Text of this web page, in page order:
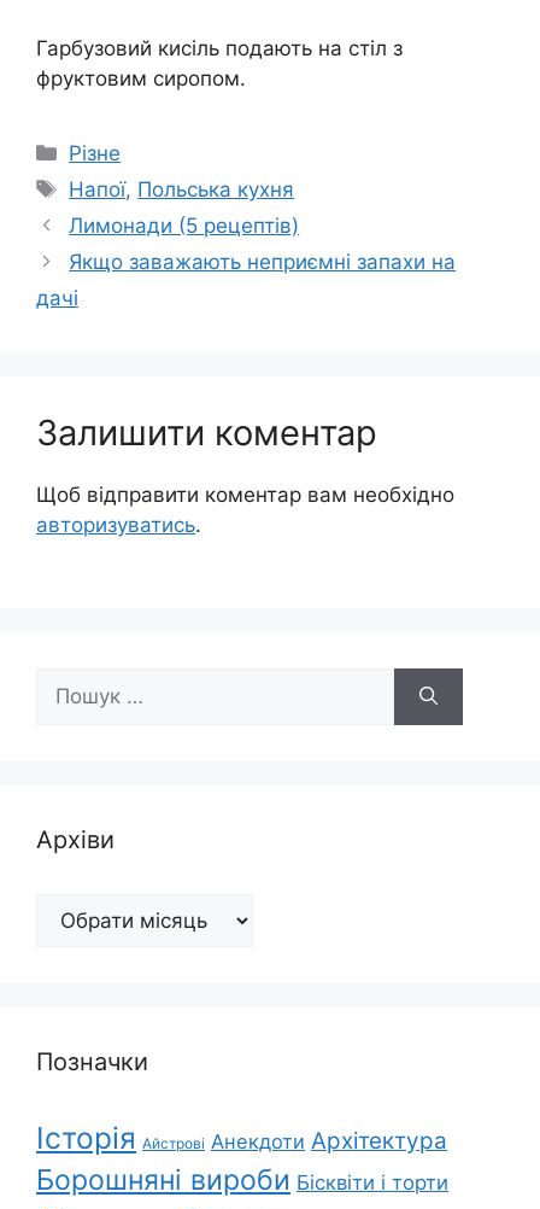
Гарбузовий кисіль подають на стіл з
фруктовим сиропом.
Категорії
Різне
Позначки
Напої, Польська кухня
Лимонади (5 рецептів)
Якщо заважають неприємні запахи на
дачі
Залишити коментар
Щоб відправити коментар вам необхідно
авторизуватись.
Архіви
Архіви
Позначки
Історія Айстрові Анекдоти Архітектура
Борошняні вироби Бісквіти і торти